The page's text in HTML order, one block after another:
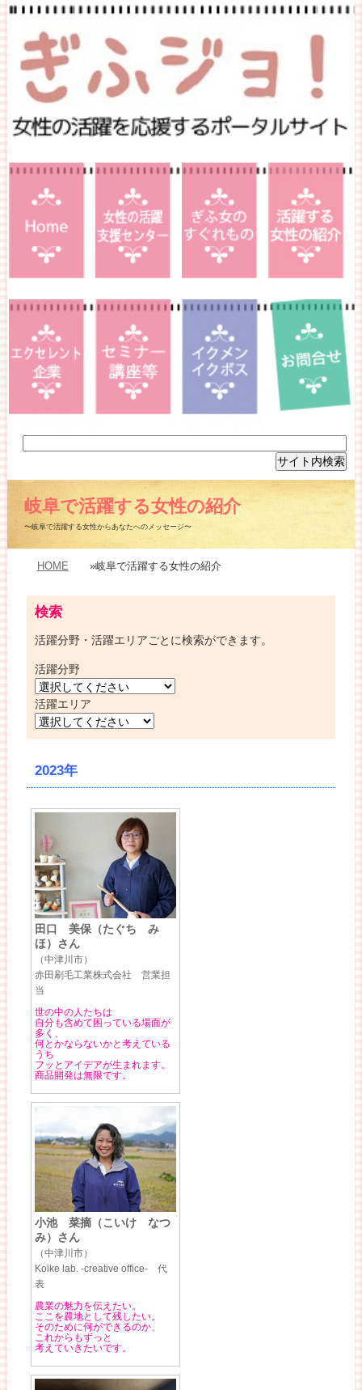
岐阜で活躍する女性の紹介
〜岐阜で活躍する女性からあなたへのメッセージ〜
HOME »岐阜で活躍する女性の紹介
検索
活躍分野・活躍エリアごとに検索ができます。
活躍分野
活躍エリア
2023年
田口 美保（たぐち み
ほ）さん
（中津川市）
赤田刷毛工業株式会社 営業担
当
世の中の人たちは
自分も含めて困っている場面が
多く、
何とかならないかと考えている
うち
フッとアイデアが生まれます。
商品開発は無限です。
小池 菜摘（こいけ なつ
み）さん
（中津川市）
Koike lab. -creative office- 代
表
農業の魅力を伝えたい。
ここを農地として残したい。
そのために何ができるのか、
これからもずっと
考えていきたいです。